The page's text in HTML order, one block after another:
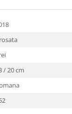
/ 20 cm